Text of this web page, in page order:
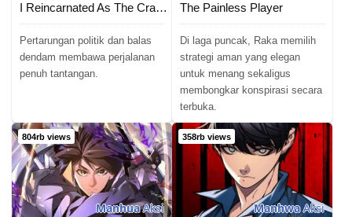
I Reincarnated As The Crazed Heir
Pertarungan politik dan balas
dendam membawa perjalanan
penuh tantangan.
The Painless Player
Di laga puncak, Raka memilih
strategi aman yang elegan
untuk menang sekaligus
membongkar konspirasi secara
terbuka.
804rb views
ManhuaAksi
358rb views
ManhwaAksi